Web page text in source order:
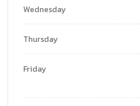
Wednesday
Thursday
Friday